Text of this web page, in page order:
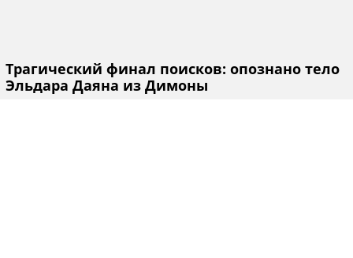
Трагический финал поисков: опознано тело
Эльдара Даяна из Димоны